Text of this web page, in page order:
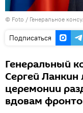
© Foto / Генеральное
Подписаться
Генеральный
Сергей Ланкин
церемонии
вдовам